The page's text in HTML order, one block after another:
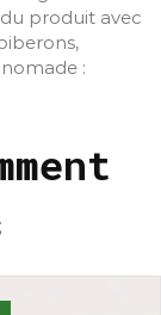
produit avec
: